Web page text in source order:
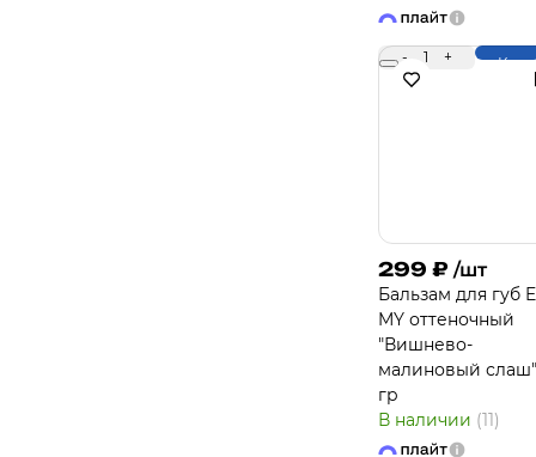
- 1 +
299 ₽ /шт
Бальзам для губ
MY оттеночный
"Вишнево-
малиновый
гр
В наличии (11)